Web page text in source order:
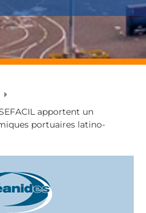
apportent un
portuaires latino-